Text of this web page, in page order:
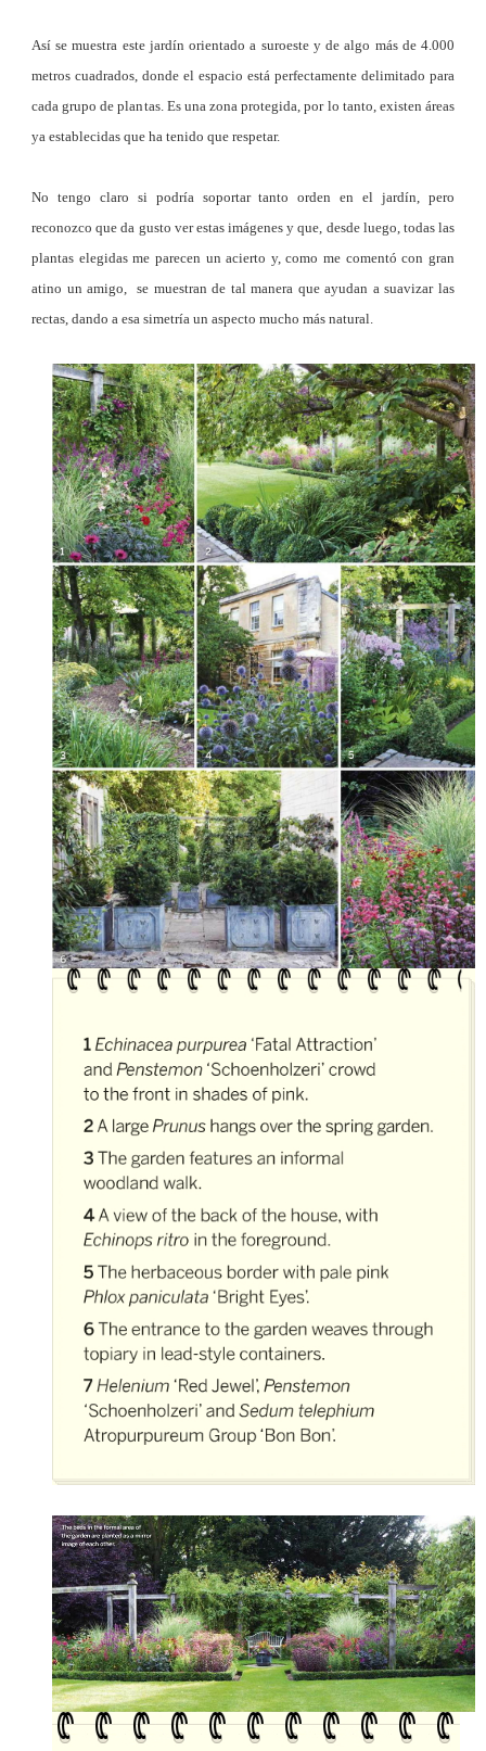
Así se muestra este jardín orientado a suroeste y de algo más de 4.000
metros cuadrados, donde el espacio está perfectamente delimitado para
cada grupo de plantas. Es una zona protegida, por lo tanto, existen áreas
ya establecidas que ha tenido que respetar.
No tengo claro si podría soportar tanto orden en el jardín, pero
reconozco que da gusto ver estas imágenes y que, desde luego, todas las
plantas elegidas me parecen un acierto y, como me comentó con gran
atino un amigo, se muestran de tal manera que ayudan a suavizar las
rectas, dando a esa simetría un aspecto mucho más natural.